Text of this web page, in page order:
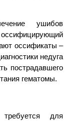
ушибов
оссифицирующий
оссификаты –
недуга
пострадавшего
гематомы.
для